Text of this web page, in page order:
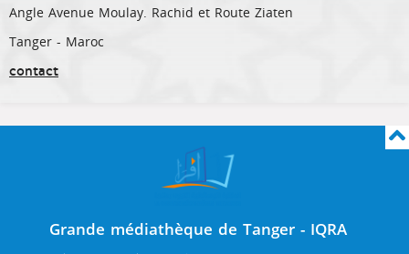
Angle Avenue Moulay. Rachid et Route Ziaten
Tanger - Maroc
contact
Grande médiathèque de Tanger - IQRA